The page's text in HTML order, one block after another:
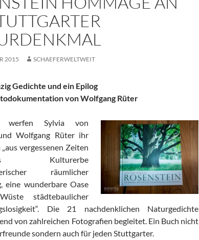
2015 SCHAEFERWELTWEIT
Gedichte und ein Epilog
von Wolfgang Rüter
werfen Sylvia von
Wolfgang Rüter ihr
vergessenen Zeiten
Kulturerbe
räumlicher
eine wunderbare Oase
städtebaulicher
Die 21 nachdenklichen Naturgedichte
von zahlreichen Fotografien begleitet. Ein Buch nicht
sondern auch für jeden Stuttgarter.